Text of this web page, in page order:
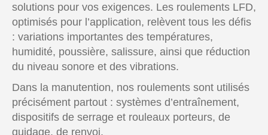
solutions pour vos exigences. Les roulements LFD,
optimisés pour l’application, relèvent tous les défis
: variations importantes des températures,
humidité, poussière, salissure, ainsi que réduction
du niveau sonore et des vibrations.
Dans la manutention, nos roulements sont utilisés
précisément partout : systèmes d’entraînement,
dispositifs de serrage et rouleaux porteurs, de
guidage, de renvoi.